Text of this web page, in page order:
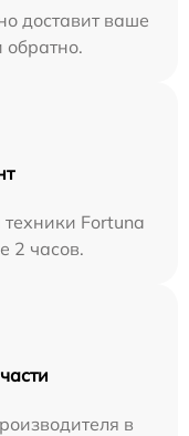
доставит ваше
обратно.
Fortuna
2 часов.
в